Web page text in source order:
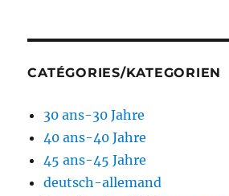
CATÉGORIES/KATEGORIEN
30 ans-30 Jahre
40 ans-40 Jahre
45 ans-45 Jahre
deutsch-allemand